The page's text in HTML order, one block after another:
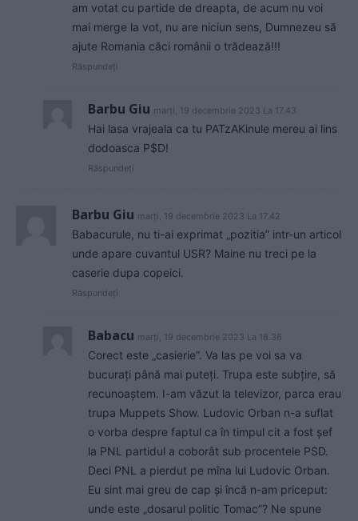
am votat cu partide de dreapta, de acum nu voi
mai merge la vot, nu are niciun sens, Dumnezeu să
ajute Romania căci românii o trădează!!!
Răspundeți
Barbu Giu marți, 19 decembrie 2023 La 17.43
Hai lasa vrajeala ca tu PATzAKinule mereu ai lins
dodoasca P$D!
Răspundeți
Barbu Giu marți, 19 decembrie 2023 La 17.42
Babacurule, nu ti-ai exprimat „pozitia” intr-un articol
unde apare cuvantul USR? Maine nu treci pe la
caserie dupa copeici.
Răspundeți
Babacu marți, 19 decembrie 2023 La 18.36
Corect este „casierie”. Va las pe voi sa va
bucurați până mai puteți. Trupa este subțire, să
recunoaștem. I-am văzut la televizor, parca erau
trupa Muppets Show. Ludovic Orban n-a suflat
o vorba despre faptul ca în timpul cit a fost șef
la PNL partidul a coborât sub procentele PSD.
Deci PNL a pierdut pe mîna lui Ludovic Orban.
Eu sint mai greu de cap și încă n-am priceput:
unde este „dosarul politic Tomac”? Ne spune